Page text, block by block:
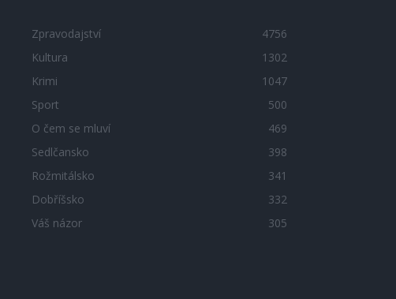
Zpravodajství
4756
Kultura
1302
Krimi
1047
Sport
500
O čem se mluví
469
Sedlčansko
398
Rožmitálsko
341
Dobříšsko
332
Váš názor
305